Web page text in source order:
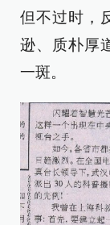
但不过时，
逊、质朴厚
一斑。